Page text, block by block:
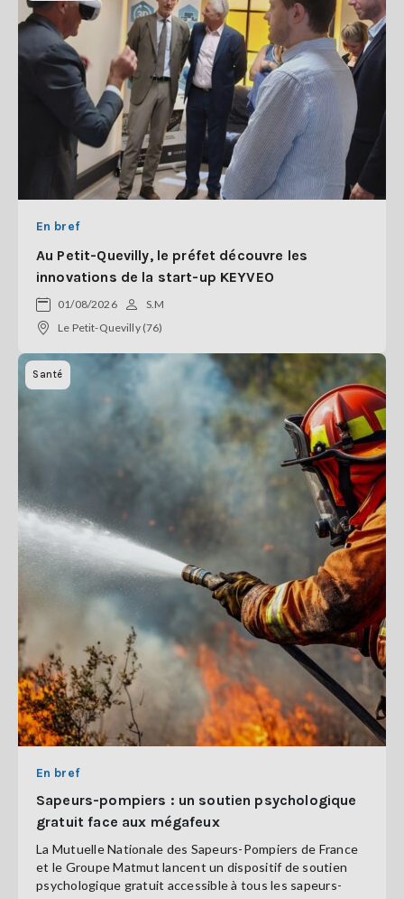
En bref
Au Petit-Quevilly, le préfet découvre les
innovations de la start-up KEYVEO
01/08/2026
S.M
Le Petit-Quevilly (76)
Santé
En bref
Sapeurs-pompiers : un soutien psychologique
gratuit face aux mégafeux
La Mutuelle Nationale des Sapeurs-Pompiers de France
et le Groupe Matmut lancent un dispositif de soutien
psychologique gratuit accessible à tous les sapeurs-